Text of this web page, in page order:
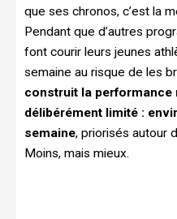
que ses chronos, c’est la
Pendant que d’autres
font courir leurs jeunes
semaine au risque de les
construit la performance
délibérément limité :
semaine, priorisés autour
Moins, mais mieux.